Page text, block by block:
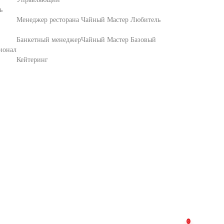
Менеджер ресторана
Банкетный менеджер
Кейтеринг
Чайный Мастер Любитель
Чайный Мастер Базовый